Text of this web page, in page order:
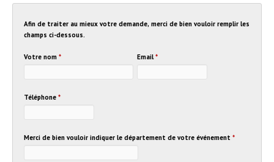
Afin de traiter au mieux votre demande, merci de bien vouloir remplir les
champs ci-dessous.
Votre nom * Email*
Téléphone *
Merci de bien vouloir indiquer le département de votre événement *